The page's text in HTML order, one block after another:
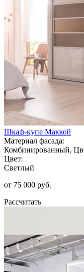
Шкаф-купе Маккой
Материал фасада:
Комбинированный,
Цвет:
Светлый
от 75 000 руб.
Рассчитать